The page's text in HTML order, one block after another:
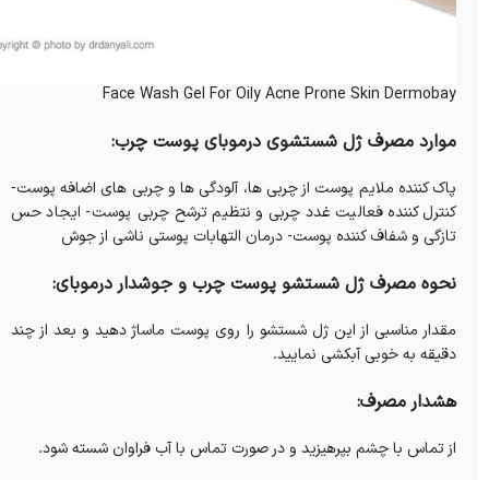
Face Wash Gel For Oily Acne Prone Skin Dermobay
موارد مصرف ژل شستشوی درموبای پوست چرب:
پاک کننده ملایم پوست از چربی ها، آلودگی ها و چربی های اضافه پوست-
کنترل کننده فعالیت غدد چربی و نتظیم ترشح چربی پوست- ایجاد حس
تازگی و شفاف کننده پوست- درمان التهابات پوستی ناشی از جوش
نحوه مصرف ژل شستشو پوست چرب و جوشدار درموبای:
مقدار مناسبی از این ژل شستشو را روی پوست ماساژ دهید و بعد از چند
دقیقه به خوبی آبکشی نمایید.
هشدار مصرف:
از تماس با چشم بپرهیزید و در صورت تماس با آب فراوان شسته شود.